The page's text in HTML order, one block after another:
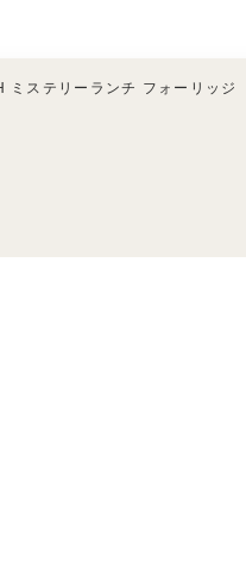
ステリーランチ フォーリッジ